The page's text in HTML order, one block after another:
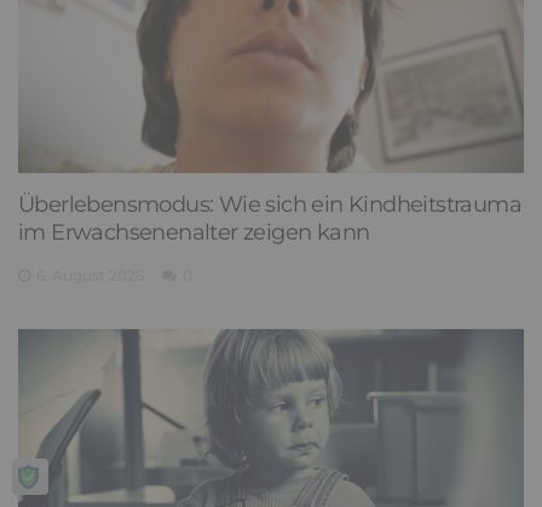
Überlebensmodus: Wie sich ein Kindheitstrauma
im Erwachsenenalter zeigen kann